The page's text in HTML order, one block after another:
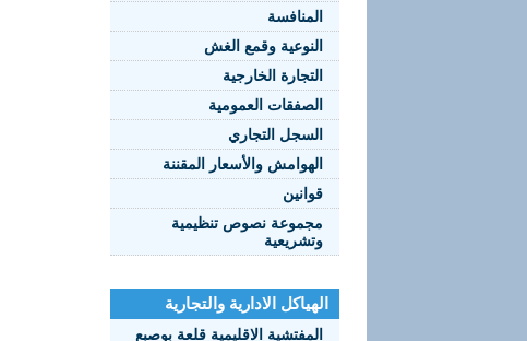
المنافسة
النوعية وقمع الغش
التجارة الخارجية
الصفقات العمومية
السجل التجاري
الهوامش والأسعار المقننة
قوانين
مجموعة نصوص تنظيمية
وتشريعية
الهياكل الادارية والتجارية
المفتشية الاقليمية قلعة بوصبع